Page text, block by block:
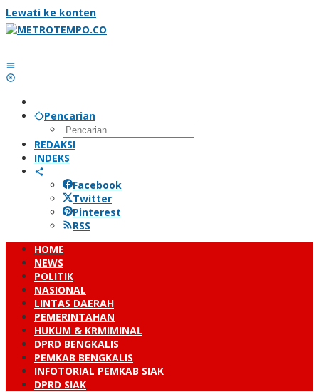
Lewati ke konten
Pencarian
REDAKSI
INDEKS
Facebook
Twitter
Pinterest
RSS
HOME
NEWS
POLITIK
NASIONAL
LINTAS DAERAH
PEMERINTAHAN
HUKUM & KRMIMINAL
DPRD BENGKALIS
PEMKAB BENGKALIS
INFOTORIAL PEMKAB SIAK
DPRD SIAK